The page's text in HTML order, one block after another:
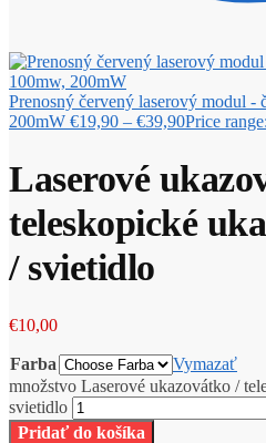
Prenosný červený laserový modul
200mW €19,90 – €39,90Price
Laserové
teleskopické
/ svietidlo
€10,00
Farba
Vymazať
množstvo Laserové ukazovátko /
svietidlo
Pridať do košíka